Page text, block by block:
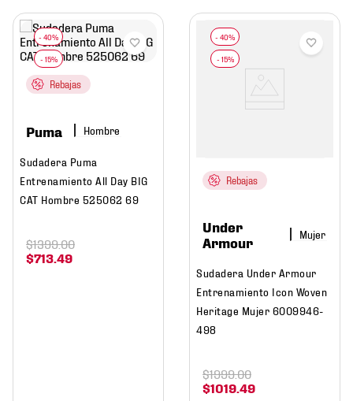
Rebajas
Puma Hombre
Sudadera Puma
Entrenamiento All Day BIG
CAT Hombre 525062 69
$713.49
$1399.00
Rebajas
Under
Armour
Mujer
Sudadera Under Armour
Entrenamiento Icon Woven
Heritage Mujer 6009946-
498
$1019.49
$1999.00